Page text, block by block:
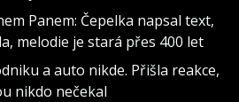
Panem: Čepelka napsal text,
melodie je stará přes 400 let
a auto nikde. Přišla reakce,
nikdo nečekal